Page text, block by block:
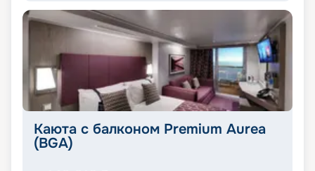
Каюта с балконом Premium Aurea
(BGA)